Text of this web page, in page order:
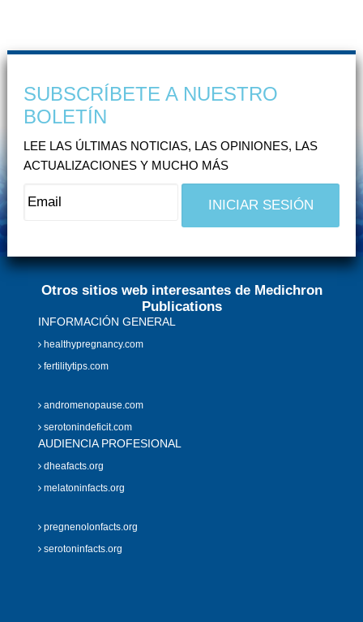
SUBSCRÍBETE A NUESTRO
BOLETÍN
LEE LAS ÚLTIMAS NOTICIAS, LAS OPINIONES, LAS
ACTUALIZACIONES Y MUCHO MÁS
Otros sitios web interesantes de Medichron
Publications
INFORMACIÓN GENERAL
healthypregnancy.com
fertilitytips.com
andromenopause.com
serotonindeficit.com
AUDIENCIA PROFESIONAL
dheafacts.org
melatoninfacts.org
pregnenolonfacts.org
serotoninfacts.org